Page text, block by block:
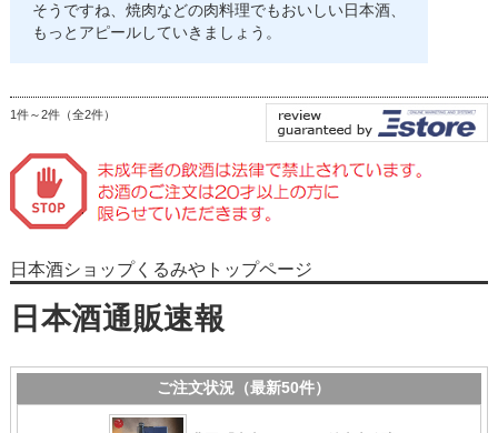
そうですね、焼肉などの肉料理でもおいしい日本酒、
もっとアピールしていきましょう。
1件～2件（全2件）
日本酒ショップくるみやトップページ